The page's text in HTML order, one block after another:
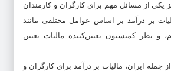
یکی از مسائل مهم برای کارگران و کارمندان
بر درآمد بر اساس عوامل مختلفی مانند
و نظر کمیسیون تعیین‌کننده مالیات تعیین
جمله ایران، مالیات بر درآمد برای کارگران و